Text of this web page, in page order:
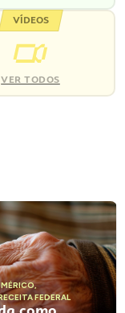
VÍDEOS
VER TODOS
,
FEDERAL